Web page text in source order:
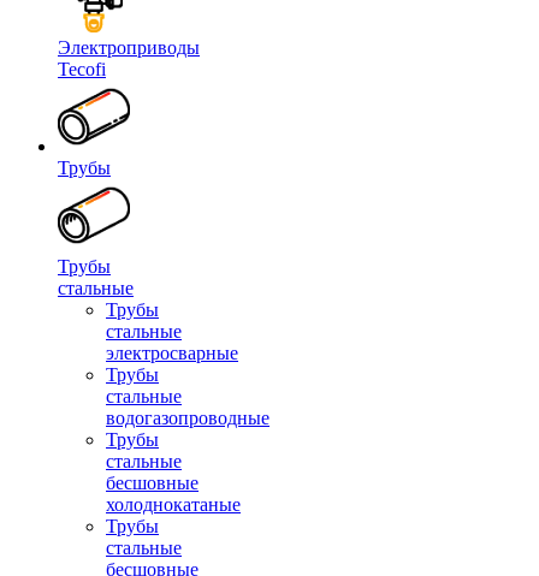
Электроприводы
Tecofi
Трубы
Трубы
стальные
Трубы
стальные
электросварные
Трубы
стальные
водогазопроводные
Трубы
стальные
бесшовные
холоднокатаные
Трубы
стальные
бесшовные